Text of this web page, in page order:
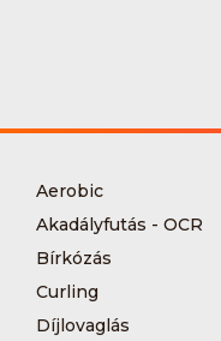
Aerobic
Akadályfutás - OCR
Bírkózás
Curling
Díjlovaglás